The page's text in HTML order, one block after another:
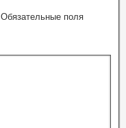
Обязательные поля